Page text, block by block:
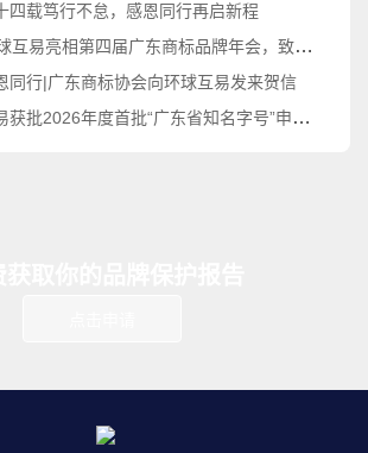
四载笃行不怠，感恩同行再启新程
亮相第四届广东商标品牌年会，致敬品牌守护之路
同行|广东商标协会向环球互易发来贺信
2026年度首批“广东省知名字号”申报受理点！